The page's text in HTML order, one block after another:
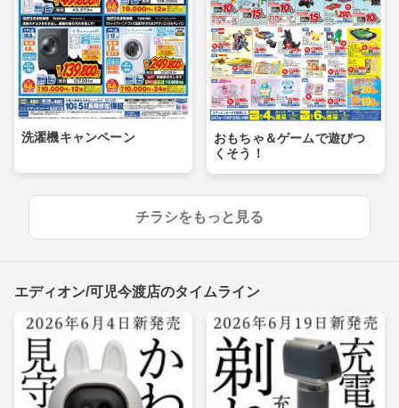
洗濯機キャンペーン
おもちゃ＆ゲームで遊びつ
くそう！
チラシをもっと見る
エディオン/可児今渡店のタイムライン